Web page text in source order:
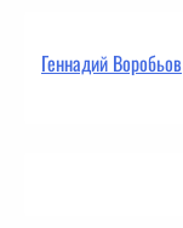
Геннадий Воробьов